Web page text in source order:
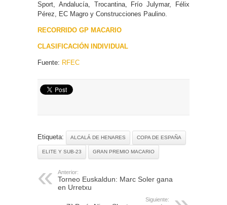
Sport, Andalucía, Trocantina, Frío Julymar, Félix
Pérez, EC Magro y Construcciones Paulino.
RECORRIDO GP MACARIO
CLASIFICACIÓN INDIVIDUAL
Fuente: RFEC
Etiqueta: ALCALÁ DE HENARES COPA DE ESPAÑA
ELITE Y SUB-23 GRAN PREMIO MACARIO
Anterior:
Torneo Euskaldun: Marc Soler gana
en Urretxu
Siguiente: